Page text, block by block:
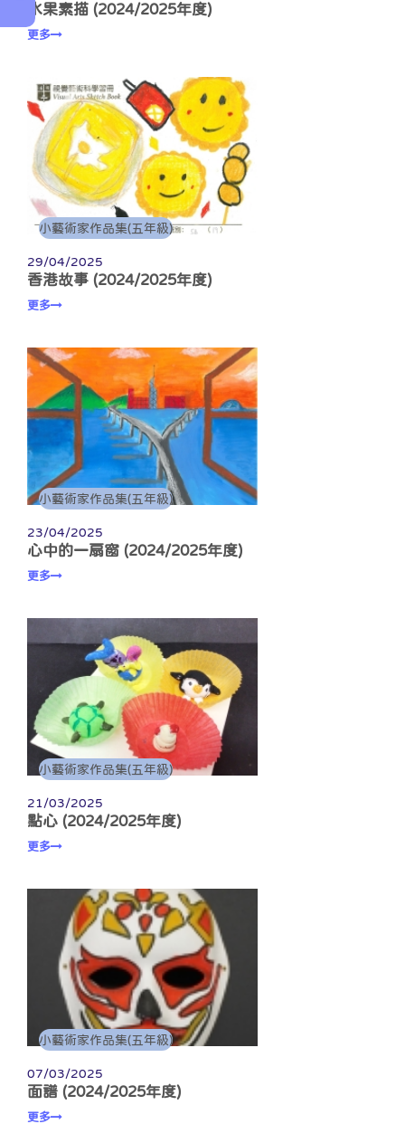
水果素描 (2024/2025年度)
更多
小藝術家作品集(五年級)
29/04/2025
香港故事 (2024/2025年度)
更多
小藝術家作品集(五年級)
23/04/2025
心中的一扇窗 (2024/2025年度)
更多
小藝術家作品集(五年級)
21/03/2025
點心 (2024/2025年度)
更多
小藝術家作品集(五年級)
07/03/2025
面譜 (2024/2025年度)
更多